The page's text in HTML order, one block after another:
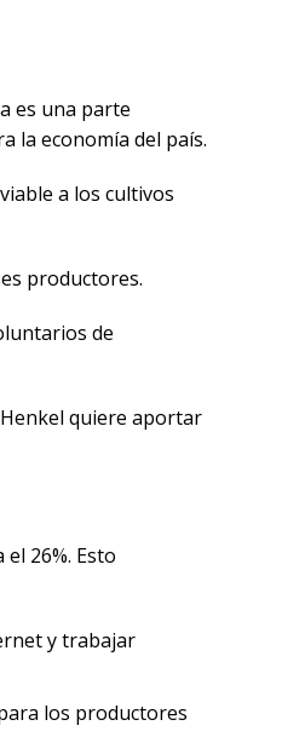
es una parte
la economía del país.
a los cultivos
productores.
de
quiere aportar
26%. Esto
y trabajar
los productores